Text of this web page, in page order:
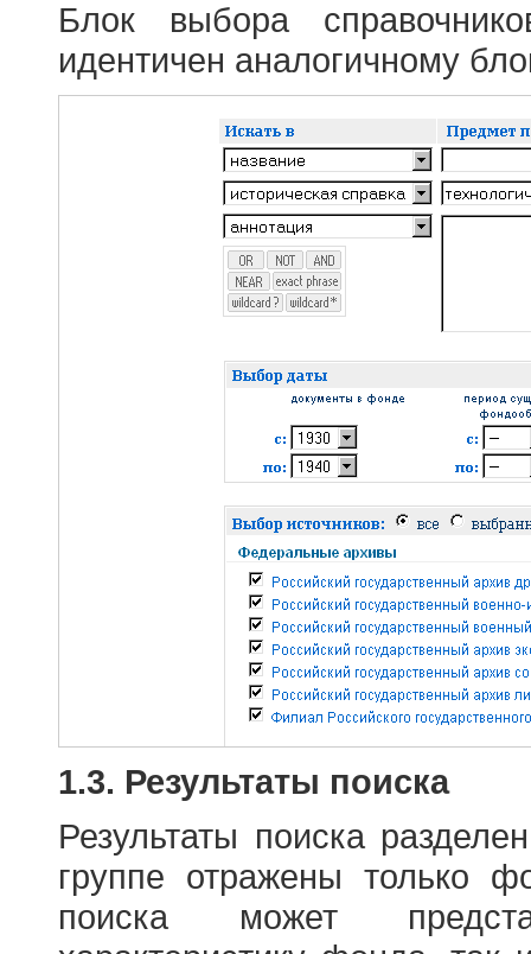
Блок выбора
идентичен аналогичному
1.3. Результаты поиска
Результаты поиска
группе отражены только
поиска может